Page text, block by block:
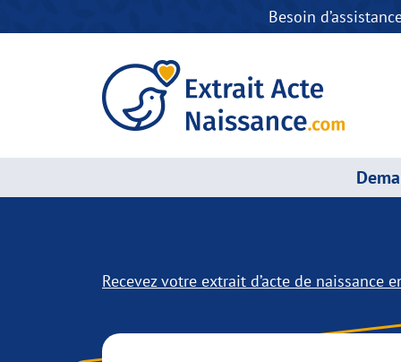
Besoin
Recevez votre extrait d’acte de naissance